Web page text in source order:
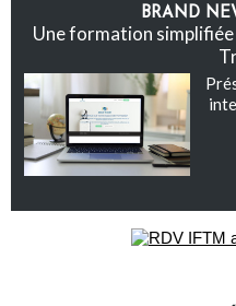
BRAND
Une formation